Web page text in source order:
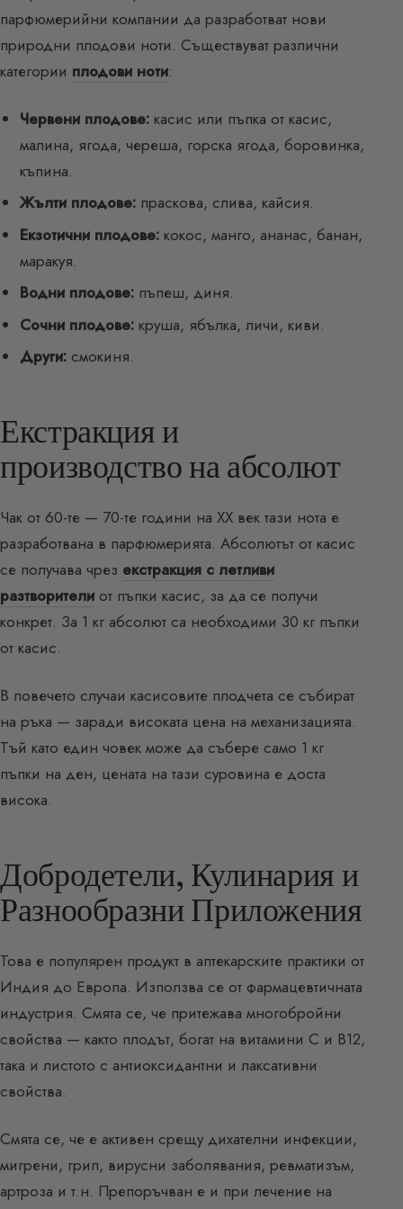
парфюмерийни компании да разработват нови
природни плодови ноти. Съществуват различни
категории плодови ноти:
Червени плодове: касис или пъпка от касис,
малина, ягода, череша, горска ягода, боровинка,
къпина.
Жълти плодове: праскова, слива, кайсия.
Екзотични плодове: кокос, манго, ананас, банан,
маракуя.
Водни плодове: пъпеш, диня.
Сочни плодове: круша, ябълка, личи, киви.
Други: смокиня.
Екстракция и
производство на абсолют
Чак от 60-те — 70-те години на ХХ век тази нота е
разработвана в парфюмерията. Абсолютът от касис
се получава чрез екстракция с летливи
разтворители от пъпки касис, за да се получи
конкрет. За 1 кг абсолют са необходими 30 кг пъпки
от касис.
В повечето случаи касисовите плодчета се събират
на ръка — заради високата цена на механизацията.
Тъй като един човек може да събере само 1 кг
пъпки на ден, цената на тази суровина е доста
висока.
Добродетели, Кулинария и
Разнообразни Приложения
Това е популярен продукт в аптекарските практики от
Индия до Европа. Използва се от фармацевтичната
индустрия. Смята се, че притежава многобройни
свойства — както плодът, богат на витамини C и B12,
така и листото с антиоксидантни и лаксативни
свойства.
Смята се, че е активен срещу дихателни инфекции,
мигрени, грип, вирусни заболявания, ревматизъм,
артроза и т.н. Препоръчван е и при лечение на